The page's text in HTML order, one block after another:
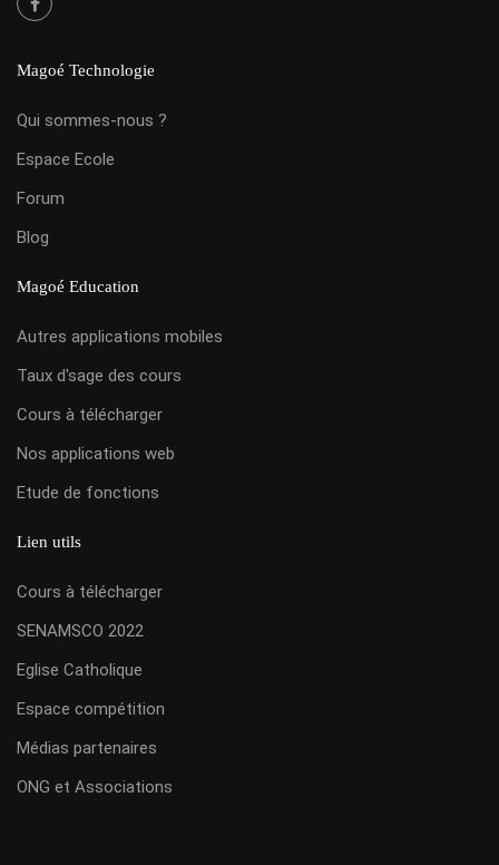
Magoé Technologie
Qui sommes-nous ?
Espace Ecole
Forum
Blog
Magoé Education
Autres applications mobiles
Taux d'sage des cours
Cours à télécharger
Nos applications web
Etude de fonctions
Lien utils
Cours à télécharger
SENAMSCO 2022
Eglise Catholique
Espace compétition
Médias partenaires
ONG et Associations